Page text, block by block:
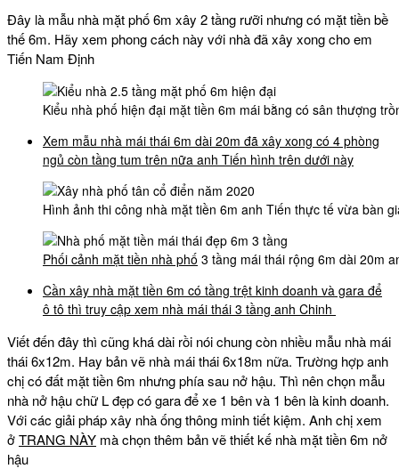
Đây là mẫu nhà mặt phố 6m xây 2 tầng rưỡi nhưng có mặt tiền bề
thế 6m. Hãy xem phong cách này với nhà đã xây xong cho em
Tiến Nam Định
Kiểu nhà phố hiện đại mặt tiền 6m mái bằng có sân thượng
Xem mẫu nhà mái thái 6m dài 20m đã xây xong có 4 phòng
ngủ còn tầng tum trên nữa anh Tiến hình trên dưới này
Hình ảnh thi công nhà mặt tiền 6m anh Tiến thực tế vừa bàn
Phối cảnh mặt tiền nhà phố 3 tầng mái thái rộng 6m dài 20m
Cần xây nhà mặt tiền 6m có tầng trệt kinh doanh và gara để
ô tô thì truy cập xem nhà mái thái 3 tầng anh Chinh
Viết đến đây thì cũng khá dài rồi nói chung còn nhiều mẫu nhà mái
thái 6x12m. Hay bản vẽ nhà mái thái 6x18m nữa. Trường hợp anh
chị có đất mặt tiền 6m nhưng phía sau nở hậu. Thì nên chọn mẫu
nhà nở hậu chữ L đẹp có gara để xe 1 bên và 1 bên là kinh doanh.
Với các giải pháp xây nhà ống thông minh tiết kiệm. Anh chị xem
ởTRANG NÀY mà chọn thêm bản vẽ thiết kế nhà mặt tiền 6m nở
hậu